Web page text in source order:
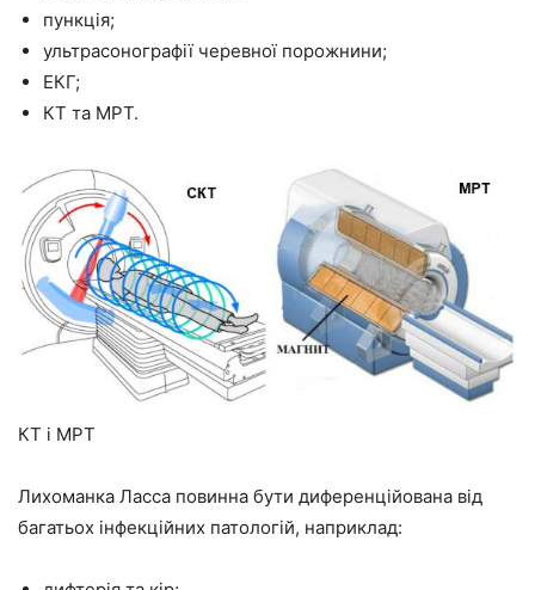
пункція;
ультрасонографії черевної порожнини;
ЕКГ;
КТ та МРТ.
КТ і МРТ
Лихоманка Ласса повинна бути диференційована від
багатьох інфекційних патологій, наприклад: